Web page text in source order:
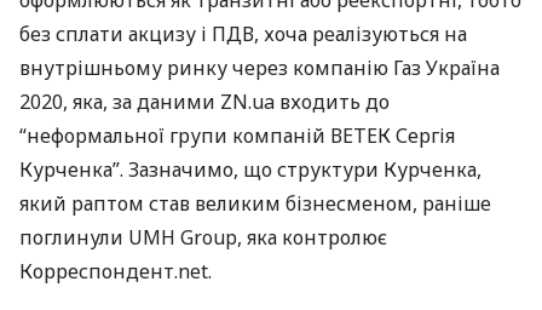
без сплати акцизу і ПДВ, хоча реалізуються на
внутрішньому ринку через компанію Газ Україна
2020, яка, за даними ZN.ua входить до
“неформальної групи компаній ВЕТЕКСергія
Курченка”. Зазначимо, що структури Курченка,
який раптом став великим бізнесменом, раніше
поглинули UMH Group, яка контролює
Корреспондент.net.